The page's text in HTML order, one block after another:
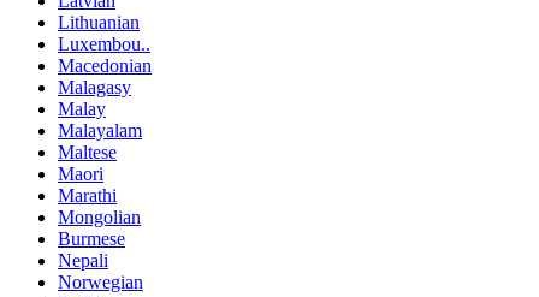
Lithuanian
Luxembou..
Macedonian
Malagasy
Malay
Malayalam
Maltese
Maori
Marathi
Mongolian
Burmese
Nepali
Norwegian